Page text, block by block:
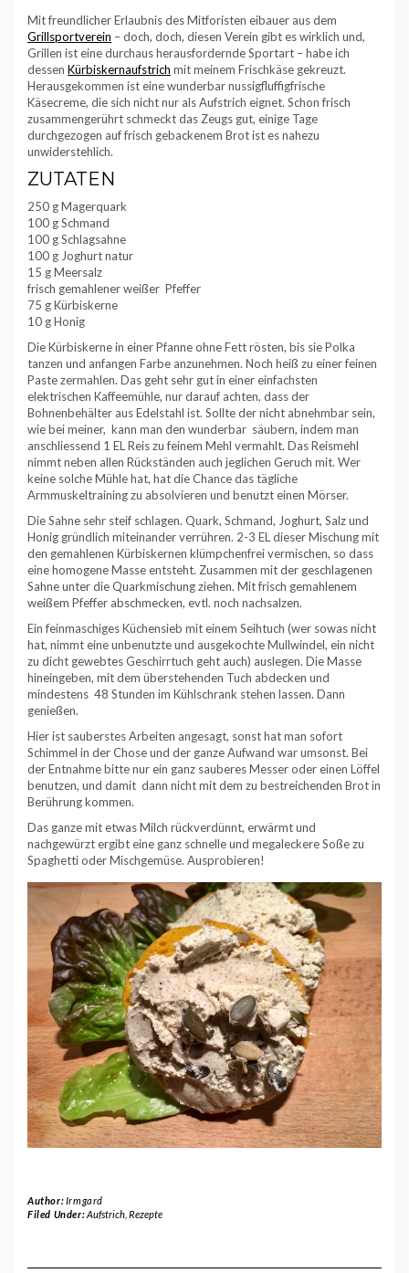
Mit freundlicher Erlaubnis des Mitforisten eibauer aus dem
Grillsportverein – doch, doch, diesen Verein gibt es wirklich und,
Grillen ist eine durchaus herausfordernde Sportart – habe ich
dessen Kürbiskernaufstrich mit meinem Frischkäse gekreuzt.
Herausgekommen ist eine wunderbar nussigfluffigfrische
Käsecreme, die sich nicht nur als Aufstrich eignet. Schon frisch
zusammengerührt schmeckt das Zeugs gut, einige Tage
durchgezogen auf frisch gebackenem Brot ist es nahezu
unwiderstehlich.
ZUTATEN
250 g Magerquark
100 g Schmand
100 g Schlagsahne
100 g Joghurt natur
15 g Meersalz
frisch gemahlener weißer Pfeffer
75 g Kürbiskerne
10 g Honig
Die Kürbiskerne in einer Pfanne ohne Fett rösten, bis sie Polka
tanzen und anfangen Farbe anzunehmen. Noch heiß zu einer feinen
Paste zermahlen. Das geht sehr gut in einer einfachsten
elektrischen Kaffeemühle, nur darauf achten, dass der
Bohnenbehälter aus Edelstahl ist. Sollte der nicht abnehmbar sein,
wie bei meiner, kann man den wunderbar säubern, indem man
anschliessend 1 EL Reis zu feinem Mehl vermahlt. Das Reismehl
nimmt neben allen Rückständen auch jeglichen Geruch mit. Wer
keine solche Mühle hat, hat die Chance das tägliche
Armmuskeltraining zu absolvieren und benutzt einen Mörser.
Die Sahne sehr steif schlagen. Quark, Schmand, Joghurt, Salz und
Honig gründlich miteinander verrühren. 2-3 EL dieser Mischung mit
den gemahlenen Kürbiskernen klümpchenfrei vermischen, so dass
eine homogene Masse entsteht. Zusammen mit der geschlagenen
Sahne unter die Quarkmischung ziehen. Mit frisch gemahlenem
weißem Pfeffer abschmecken, evtl. noch nachsalzen.
Ein feinmaschiges Küchensieb mit einem Seihtuch (wer sowas nicht
hat, nimmt eine unbenutzte und ausgekochte Mullwindel, ein nicht
zu dicht gewebtes Geschirrtuch geht auch) auslegen. Die Masse
hineingeben, mit dem überstehenden Tuch abdecken und
mindestens 48 Stunden im Kühlschrank stehen lassen. Dann
genießen.
Hier ist sauberstes Arbeiten angesagt, sonst hat man sofort
Schimmel in der Chose und der ganze Aufwand war umsonst. Bei
der Entnahme bitte nur ein ganz sauberes Messer oder einen Löffel
benutzen, und damit dann nicht mit dem zu bestreichenden Brot in
Berührung kommen.
Das ganze mit etwas Milch rückverdünnt, erwärmt und
nachgewürzt ergibt eine ganz schnelle und megaleckere Soße zu
Spaghetti oder Mischgemüse. Ausprobieren!
Author:Irmgard
Filed Under:Aufstrich, Rezepte